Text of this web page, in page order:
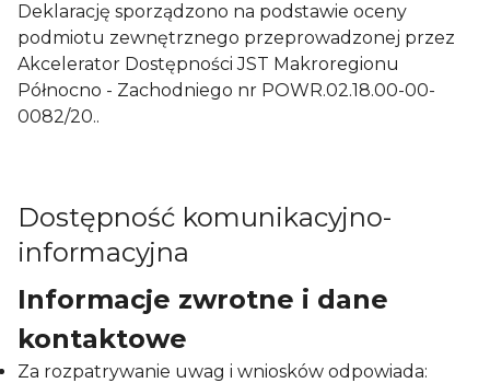
Deklarację sporządzono na podstawie oceny
podmiotu zewnętrznego przeprowadzonej przez
Akcelerator Dostępności JST Makroregionu
Północno - Zachodniego nr POWR.02.18.00-00-
0082/20..
Dostępność komunikacyjno-
informacyjna
Informacje zwrotne i dane
kontaktowe
Za rozpatrywanie uwag i wniosków odpowiada: